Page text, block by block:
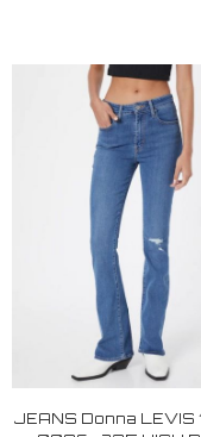
JEANS Donna LEVIS